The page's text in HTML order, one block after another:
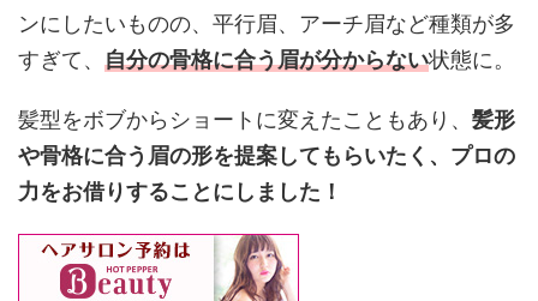
ンにしたいものの、平行眉、アーチ眉など種類が多
すぎて、 自分の骨格に合う眉が分からない状態に。
髪型をボブからショートに変えたこともあり、 髪形
や骨格に合う眉の形を提案してもらいたく、プロの
力をお借りすることにしました！